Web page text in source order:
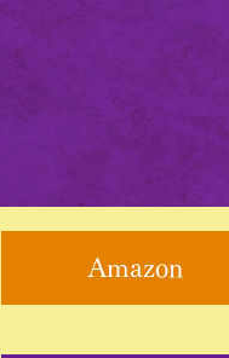
Amazon